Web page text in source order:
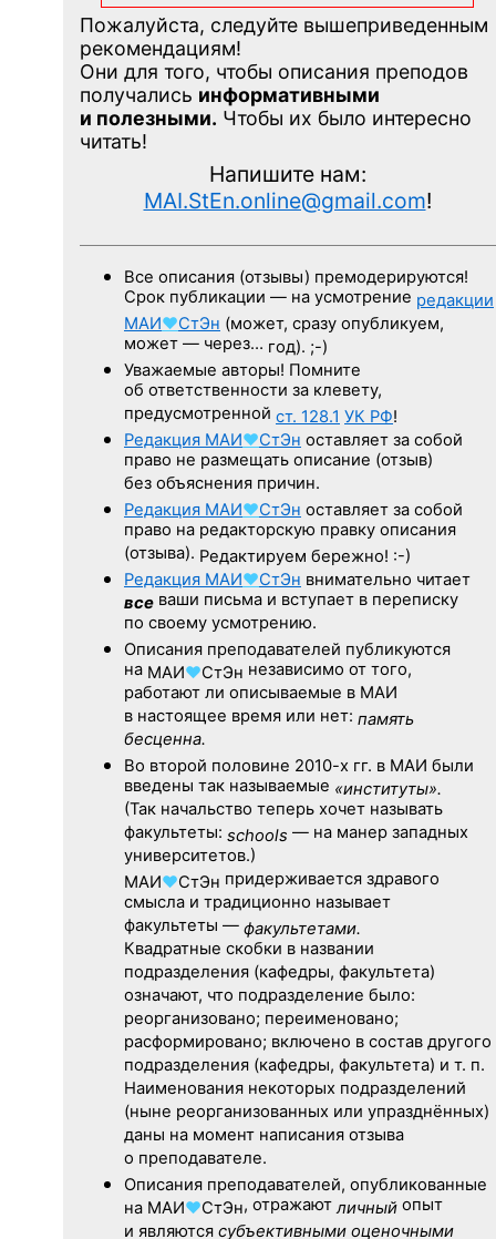
Пожалуйста, следуйте вышеприведенным
рекомендациям!
Они для того, чтобы описания преподов
получались информативными
и полезными. Чтобы их было интересно
читать!
Напишите нам:
MAI.StEn.online@gmail.com!
Все описания (отзывы) премодерируются!
Срок публикации — на усмотрение редакции
МАИ♥СтЭн (может, сразу опубликуем,
может — через… год). ;-)
Уважаемые авторы! Помните
об ответственности за клевету,
предусмотренной ст. 128.1 УК РФ!
Редакция МАИ♥СтЭн оставляет за собой
право не размещать описание (отзыв)
без объяснения причин.
Редакция МАИ♥СтЭн оставляет за собой
право на редакторскую правку описания
(отзыва). Редактируем бережно! :-)
Редакция МАИ♥СтЭн внимательно читает
все ваши письма и вступает в переписку
по своему усмотрению.
Описания преподавателей публикуются
на МАИ♥СтЭн независимо от того,
работают ли описываемые в МАИ
в настоящее время или нет: память
бесценна.
Во второй половине 2010-х гг. в МАИ были
введены так называемые «институты».
(Так начальство теперь хочет называть
факультеты: schools — на манер западных
университетов.)
МАИ♥СтЭн придерживается здравого
смысла и традиционно называет
факультеты — факультетами.
Квадратные скобки в названии
подразделения (кафедры, факультета)
означают, что подразделение было:
реорганизовано; переименовано;
расформировано; включено в состав другого
подразделения (кафедры, факультета) и т. п.
Наименования некоторых подразделений
(ныне реорганизованных или упразднённых)
даны на момент написания отзыва
о преподавателе.
Описания преподавателей, опубликованные
на МАИ♥СтЭн, отражаютличный опыт
и являются субъективными оценочными